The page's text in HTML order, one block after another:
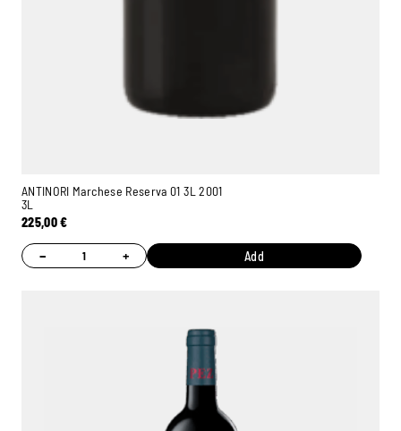
ANTINORI Marchese Reserva 01 3L 2001
3L
225,00€
− + Add